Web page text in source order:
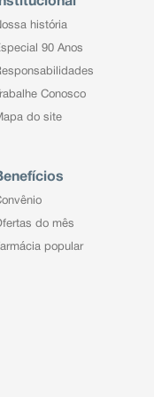
história
90 Anos
Conosco
do site
do mês
popular